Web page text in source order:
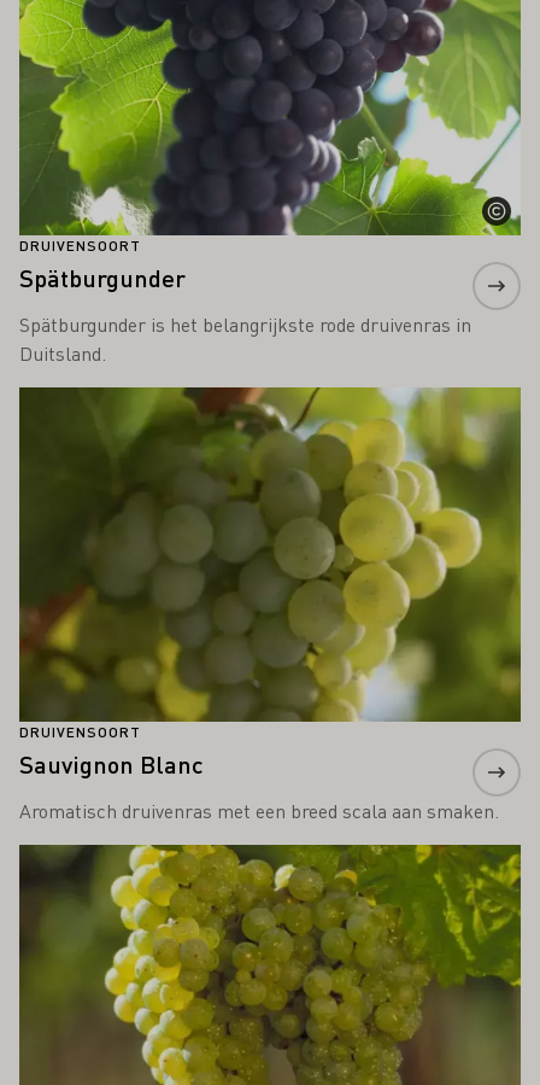
DRUIVENSOORT
Spätburgunder
Spätburgunder is het belangrijkste rode druivenras in
Duitsland.
DRUIVENSOORT
Sauvignon Blanc
Aromatisch druivenras met een breed scala aan smaken.
Meer informatie
Meer informatie